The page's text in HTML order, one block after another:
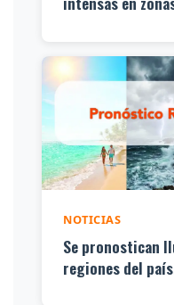
NOTICIAS
Se pronostican
regiones del